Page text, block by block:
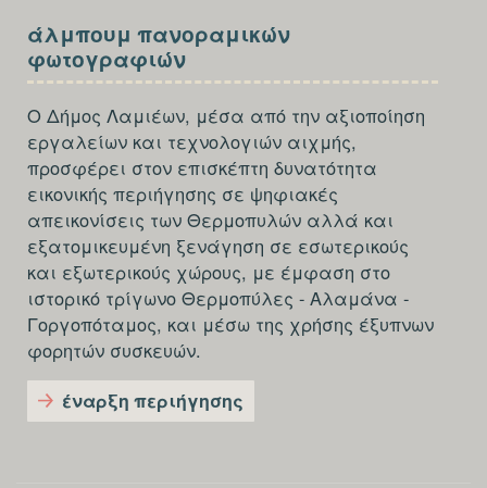
SECTION
FOOTER-
THIRD
άλμπουμ πανοραμικών
φωτογραφιών
Ο Δήμος Λαμιέων, μέσα από την αξιοποίηση
εργαλείων και τεχνολογιών αιχμής,
προσφέρει στον επισκέπτη δυνατότητα
εικονικής περιήγησης σε ψηφιακές
απεικονίσεις των Θερμοπυλών αλλά και
εξατομικευμένη ξενάγηση σε εσωτερικούς
και εξωτερικούς χώρους, με έμφαση στο
ιστορικό τρίγωνο Θερμοπύλες - Αλαμάνα -
Γοργοπόταμος, και μέσω της χρήσης έξυπνων
φορητών συσκευών.
έναρξη περιήγησης